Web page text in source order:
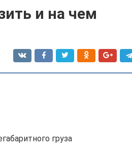
и на чем
груза